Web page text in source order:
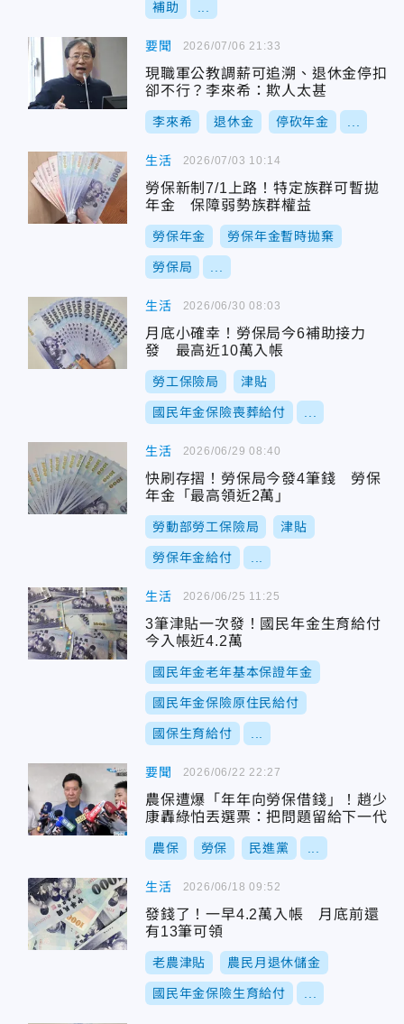
補助
要聞
現職軍公教調薪可追溯、退休金停扣
卻不行？李來希：欺人太甚
李來希 退休金 停砍年金
2026/07/06 21:33
生活
勞保新制7/1上路！特定族群可暫拋
年金 保障弱勢族群權益
勞保年金 勞保年金暫時拋棄
勞保局
2026/07/03 10:14
生活
月底小確幸！勞保局今6補助接力
發 最高近10萬入帳
勞工保險局 津貼
國民年金保險喪葬給付
2026/06/30 08:03
生活
快刷存摺！勞保局今發4筆錢 勞保
年金「最高領近2萬」
勞動部勞工保險局 津貼
勞保年金給付
2026/06/29 08:40
生活
3筆津貼一次發！國民年金生育給付
今入帳近4.2萬
國民年金老年基本保證年金
國民年金保險原住民給付
國保生育給付
2026/06/25 11:25
要聞
農保遭爆「年年向勞保借錢」！趙少
康轟綠怕丟選票：把問題留給下一代
農保 勞保 民進黨
2026/06/22 22:27
生活
發錢了！一早4.2萬入帳 月底前還
有13筆可領
老農津貼 農民月退休儲金
國民年金保險生育給付
2026/06/18 09:52